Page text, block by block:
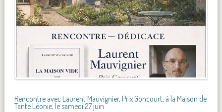
Rencontre avec Laurent Mauvignier, Prix Goncourt, à la Maison de
Tante Léonie, le samedi 27 juin